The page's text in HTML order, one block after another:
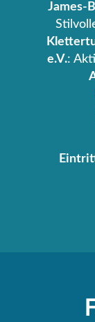
James-
e.V.: